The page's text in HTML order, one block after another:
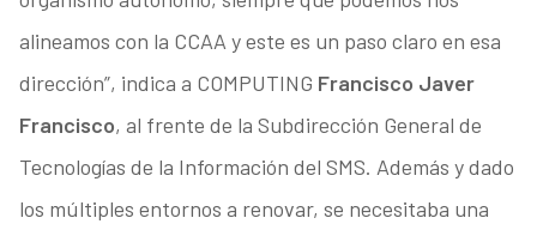
alineamos con la CCAA y este es un paso claro en esa
dirección”, indica a COMPUTING Francisco Javer
Francisco, al frente de la Subdirección General de
Tecnologías de la Información del SMS. Además y dado
los múltiples entornos a renovar, se necesitaba una